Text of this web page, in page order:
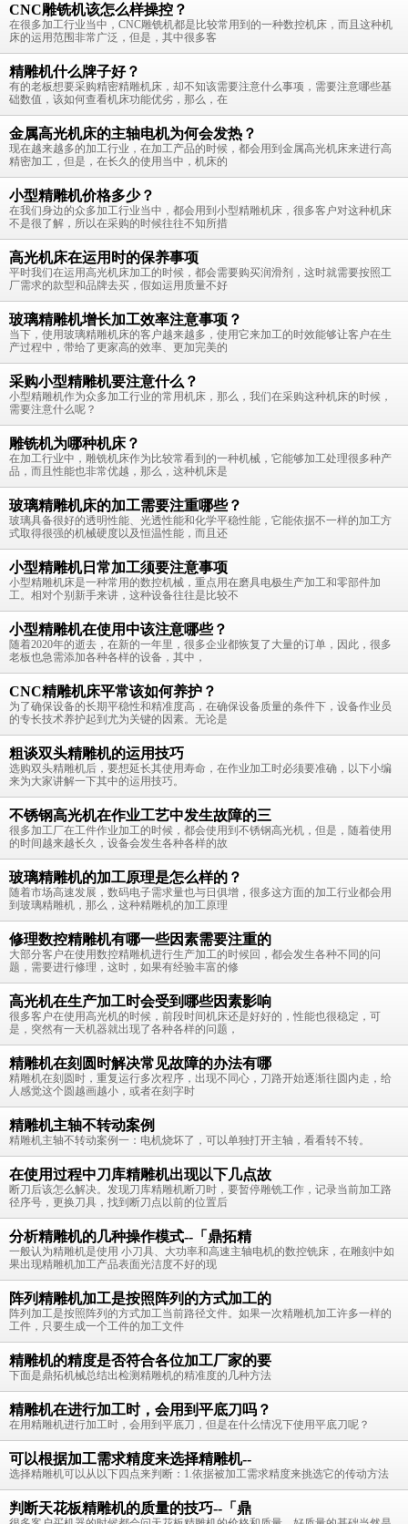
CNC雕铣机该怎么样操控？
在很多加工行业当中，CNC雕铣机都是比较常用到的一种数控机床，而且这种机
床的运用范围非常广泛，但是，其中很多客
精雕机什么牌子好？
有的老板想要采购精密精雕机床，却不知该需要注意什么事项，需要注意哪些基
础数值，该如何查看机床功能优劣，那么，在
金属高光机床的主轴电机为何会发热？
现在越来越多的加工行业，在加工产品的时候，都会用到金属高光机床来进行高
精密加工，但是，在长久的使用当中，机床的
小型精雕机价格多少？
在我们身边的众多加工行业当中，都会用到小型精雕机床，很多客户对这种机床
不是很了解，所以在采购的时候往往不知所措
高光机床在运用时的保养事项
平时我们在运用高光机床加工的时候，都会需要购买润滑剂，这时就需要按照工
厂需求的款型和品牌去买，假如运用质量不好
玻璃精雕机增长加工效率注意事项？
当下，使用玻璃精雕机床的客户越来越多，使用它来加工的时效能够让客户在生
产过程中，带给了更家高的效率、更加完美的
采购小型精雕机要注意什么？
小型精雕机作为众多加工行业的常用机床，那么，我们在采购这种机床的时候，
需要注意什么呢？
雕铣机为哪种机床？
在加工行业中，雕铣机床作为比较常看到的一种机械，它能够加工处理很多种产
品，而且性能也非常优越，那么，这种机床是
玻璃精雕机床的加工需要注重哪些？
玻璃具备很好的透明性能、光透性能和化学平稳性能，它能依据不一样的加工方
式取得很强的机械硬度以及恒温性能，而且还
小型精雕机日常加工须要注意事项
小型精雕机床是一种常用的数控机械，重点用在磨具电极生产加工和零部件加
工。相对个别新手来讲，这种设备往往是比较不
小型精雕机在使用中该注意哪些？
随着2020年的逝去，在新的一年里，很多企业都恢复了大量的订单，因此，很多
老板也急需添加各种各样的设备，其中，
CNC精雕机床平常该如何养护？
为了确保设备的长期平稳性和精准度高，在确保设备质量的条件下，设备作业员
的专长技术养护起到尤为关键的因素。无论是
粗谈双头精雕机的运用技巧
选购双头精雕机后，要想延长其使用寿命，在作业加工时必须要准确，以下小编
来为大家讲解一下其中的运用技巧。
不锈钢高光机在作业工艺中发生故障的三
很多加工厂在工件作业加工的时候，都会使用到不锈钢高光机，但是，随着使用
的时间越来越长久，设备会发生各种各样的故
玻璃精雕机的加工原理是怎么样的？
随着市场高速发展，数码电子需求量也与日俱增，很多这方面的加工行业都会用
到玻璃精雕机，那么，这种精雕机的加工原理
修理数控精雕机有哪一些因素需要注重的
大部分客户在使用数控精雕机进行生产加工的时候回，都会发生各种不同的问
题，需要进行修理，这时，如果有经验丰富的修
高光机在生产加工时会受到哪些因素影响
很多客户在使用高光机的时候，前段时间机床还是好好的，性能也很稳定，可
是，突然有一天机器就出现了各种各样的问题，
精雕机在刻圆时解决常见故障的办法有哪
精雕机在刻圆时，重复运行多次程序，出现不同心，刀路开始逐渐往圆内走，给
人感觉这个圆越画越小，或者在刻字时
精雕机主轴不转动案例
精雕机主轴不转动案例一：电机烧坏了，可以单独打开主轴，看看转不转。
在使用过程中刀库精雕机出现以下几点故
断刀后该怎么解决。发现刀库精雕机断刀时，要暂停雕铣工作，记录当前加工路
径序号，更换刀具，找到断刀点以前的位置后
分析精雕机的几种操作模式--「鼎拓精
一般认为精雕机是使用 小刀具、大功率和高速主轴电机的数控铣床，在雕刻中如
果出现精雕机加工产品表面光洁度不好的现
阵列精雕机加工是按照阵列的方式加工的
阵列加工是按照阵列的方式加工当前路径文件。如果一次精雕机加工许多一样的
工件，只要生成一个工件的加工文件
精雕机的精度是否符合各位加工厂家的要
下面是鼎拓机械总结出检测精雕机的精准度的几种方法
精雕机在进行加工时，会用到平底刀吗？
在用精雕机进行加工时，会用到平底刀，但是在什么情况下使用平底刀呢？
可以根据加工需求精度来选择精雕机--
选择精雕机可以从以下四点来判断：1.依据被加工需求精度来挑选它的传动方法
判断天花板精雕机的质量的技巧--「鼎